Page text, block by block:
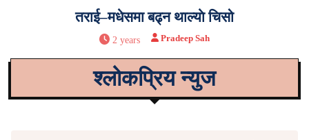
तराई–मधेसमा बढ्न थाल्याे चिसो
2 years Pradeep Sah
श्लोकप्रिय न्युज